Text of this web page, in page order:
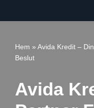
innehåll
Hem » Avida Kredit –
Beslut
Avida